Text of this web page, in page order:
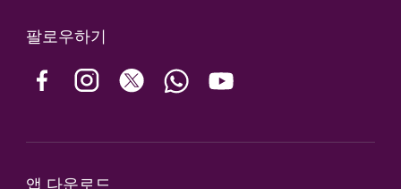
팔로우하기
앱 다운로드